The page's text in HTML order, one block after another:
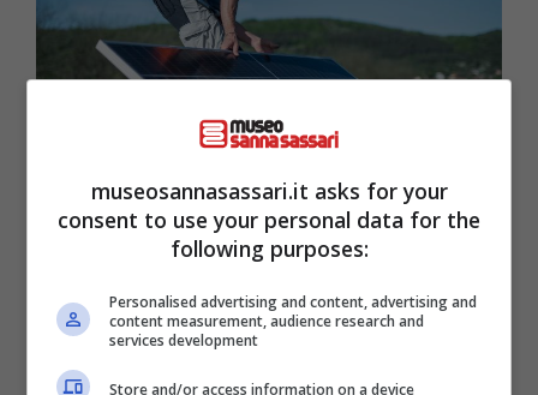
Impianto fotovoltaico in casa senza spendere soldi? Ecco
come-Museosannasassari.it
Visto che ci stiamo avvicinando anche al
periodo estivo dove i climatizzatori
museosannasassari.it asks for your
consent to use your personal data for the
following purposes:
Personalised advertising and content, advertising and
content measurement, audience research and
services development
Store and/or access information on a device